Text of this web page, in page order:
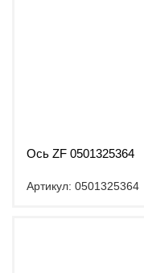
Ось ZF 0501325364
Артикул: 0501325364